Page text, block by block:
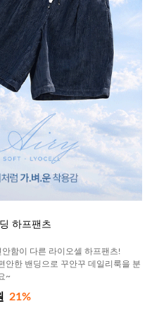
하프팬츠
함이 다른 라이오셀 하프팬츠!
안한 밴딩으로 꾸안꾸 데일리룩을 분
~
21%